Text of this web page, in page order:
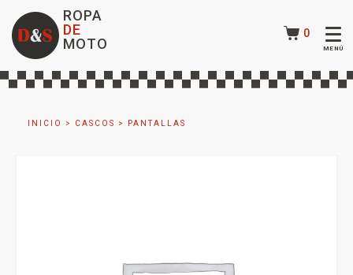
ROPA
DE
MOTO
0
INICIO > CASCOS > PANTALLAS